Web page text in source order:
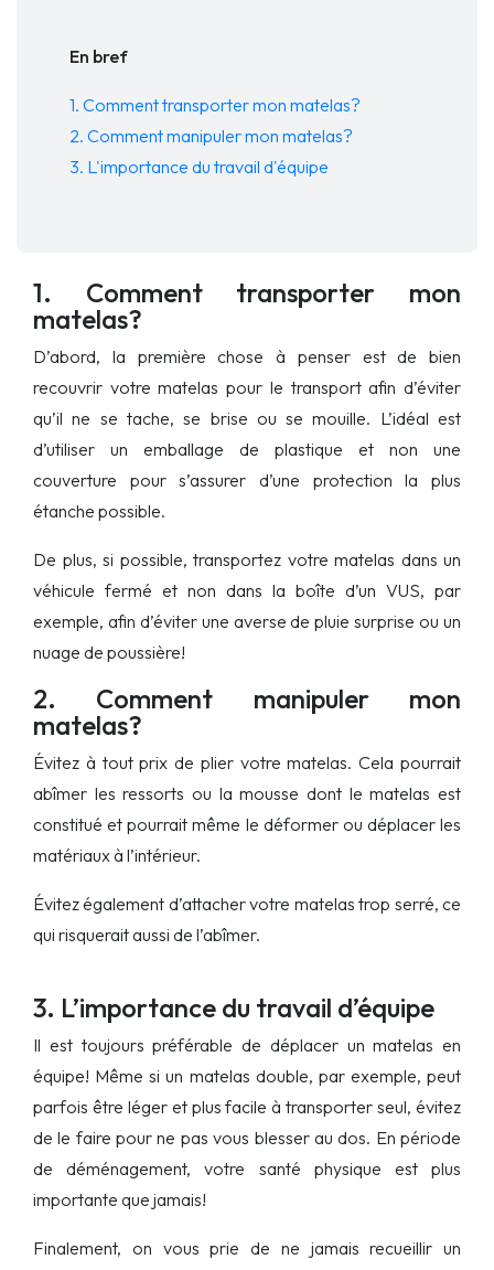
En bref
1. Comment transporter mon matelas?
2. Comment manipuler mon matelas?
3. L'importance du travail d'équipe
1. Comment transporter mon
matelas?
D’abord, la première chose à penser est de bien
recouvrir votre matelas pour le transport afin d’éviter
qu’il ne se tache, se brise ou se mouille. L’idéal est
d’utiliser un emballage de plastique et non une
couverture pour s’assurer d’une protection la plus
étanche possible.
De plus, si possible, transportez votre matelas dans un
véhicule fermé et non dans la boîte d’un VUS, par
exemple, afin d’éviter une averse de pluie surprise ou un
nuage de poussière!
2. Comment manipuler mon
matelas?
Évitez à tout prix de plier votre matelas. Cela pourrait
abîmer les ressorts ou la mousse dont le matelas est
constitué et pourrait même le déformer ou déplacer les
matériaux à l’intérieur.
Évitez également d’attacher votre matelas trop serré, ce
qui risquerait aussi de l’abîmer.
3. L’importance du travail d’équipe
Il est toujours préférable de déplacer un matelas en
équipe! Même si un matelas double, par exemple, peut
parfois être léger et plus facile à transporter seul, évitez
de le faire pour ne pas vous blesser au dos. En période
de déménagement, votre santé physique est plus
importante que jamais!
Finalement, on vous prie de ne jamais recueillir un